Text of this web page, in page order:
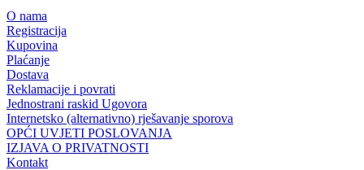
O nama
Registracija
Kupovina
Plaćanje
Dostava
Reklamacije i povrati
Jednostrani raskid Ugovora
Internetsko (alternativno) rješavanje sporova
OPĆI UVJETI POSLOVANJA
IZJAVA O PRIVATNOSTI
Kontakt